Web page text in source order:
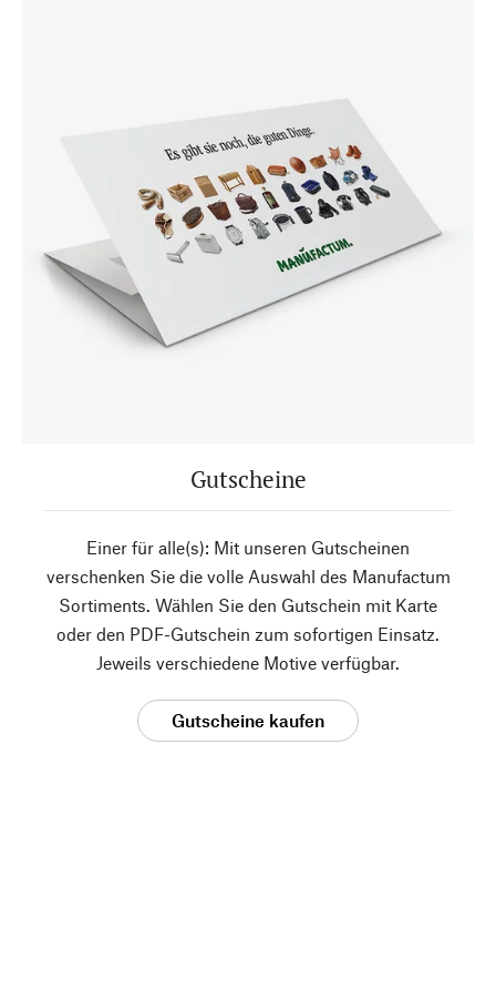
Gutscheine
Einer für alle(s): Mit unseren Gutscheinen
verschenken Sie die volle Auswahl des Manufactum
Sortiments. Wählen Sie den Gutschein mit Karte
oder den PDF-Gutschein zum sofortigen Einsatz.
Jeweils verschiedene Motive verfügbar.
Gutscheine kaufen